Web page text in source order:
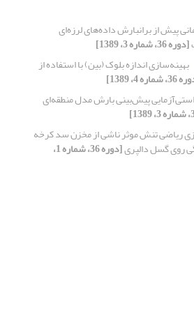
پیش از برانبارش داده‌های لرزه‌ای
[دوره 36، شماره 3، 1389]
بهینه‌سازی اندازه بلوک (بین) با استفاده از
4، 1389]
پیش‌بینی بارش مدل منطقه‌ای
ریاضی تنش موثر ناشی از مخزن سد کرخه
روی گسل دالپری [دوره 36، شماره 1،